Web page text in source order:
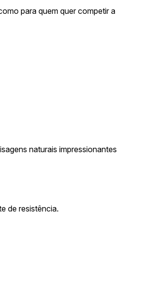
para quem quer competir a
naturais impressionantes
de resistência.